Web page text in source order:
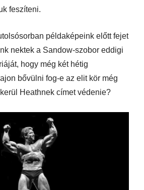
feszíteni.
példaképeink előtt fejet
nektek a Sandow-szobor eddigi
hogy még két hétig
bővülni fog-e az elit kör még
Heathnek címet védenie?